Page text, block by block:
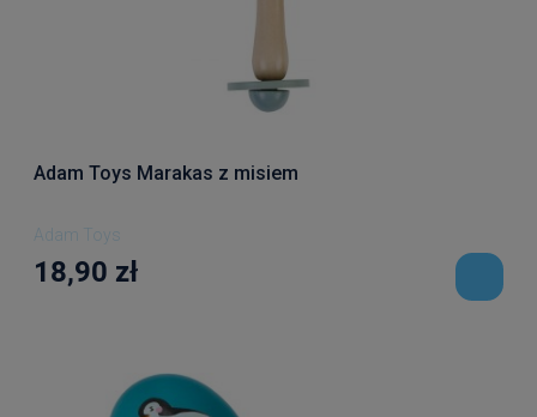
Adam Toys Marakas z misiem
Adam Toys
18,90 zł